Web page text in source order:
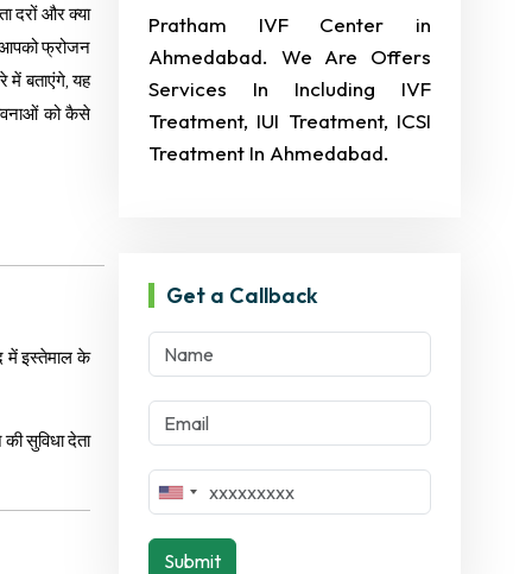
दरों और क्या
आपको फ्रोजन
में बताएंगे, यह
को कैसे
में इस्तेमाल के
सुविधा देता
Pratham IVF Center in
Ahmedabad. We Are Offers
Services In Including IVF
Treatment, IUI Treatment, ICSI
Treatment In Ahmedabad.
Get a Callback
Submit